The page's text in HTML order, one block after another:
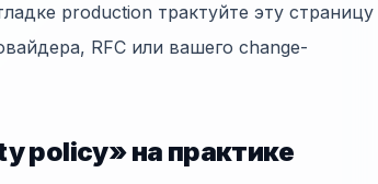
production трактуйте эту страницу
RFC или вашего change-
policy» на практике